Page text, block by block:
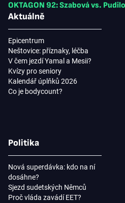
OKTAGON 92: Szabová vs.
Aktuálně
Epicentrum
Neštovice: příznaky, léčba
V čem jezdí Yamal a Mesii?
Kvízy pro seniory
Kalendář úplňků 2026
Co je bodycount?
Politika
Nová superdávka: kdo na ní
dosáhne?
Sjezd sudetských Němců
Proč vláda zavádí EET?